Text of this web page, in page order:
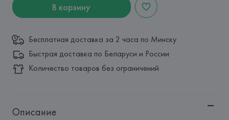
В корзину
Бесплатная доставка за 2 часа по Минску
Быстрая доставка по Беларуси и России
Количество товаров без ограничений
Описание